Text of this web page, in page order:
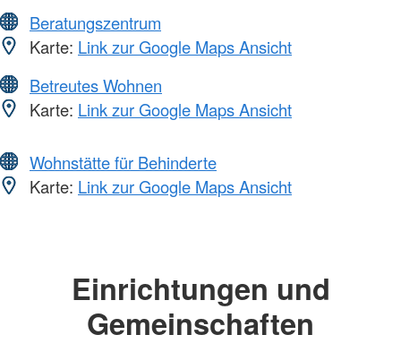
Beratungszentrum
Karte: Link zur Google Maps Ansicht
Betreutes Wohnen
Karte: Link zur Google Maps Ansicht
Wohnstätte für Behinderte
Karte: Link zur Google Maps Ansicht
Einrichtungen und
Gemeinschaften